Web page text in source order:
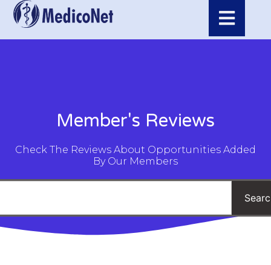
Member's Reviews
Check The Reviews About Opportunities Added
By Our Members